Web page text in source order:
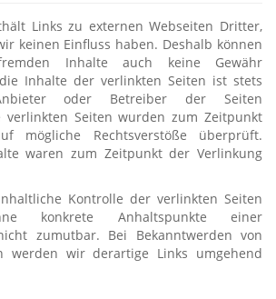
Links zu externen Webseiten Dritter,
keinen Einfluss haben. Deshalb können
Inhalte auch keine Gewähr
Inhalte der verlinkten Seiten ist stets
oder Betreiber der Seiten
verlinkten Seiten wurden zum Zeitpunkt
mögliche Rechtsverstöße überprüft.
waren zum Zeitpunkt der Verlinkung
Kontrolle der verlinkten Seiten
konkrete Anhaltspunkte einer
zumutbar. Bei Bekanntwerden von
werden wir derartige Links umgehend